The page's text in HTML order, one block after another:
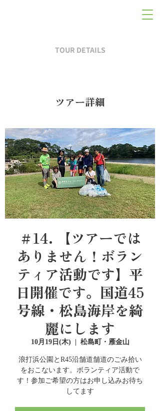
TOUR DETAILS
ツアー詳細
＃14. 【ツアーでは
ありません！ボラン
ティア活動です】平
日開催です。国道45
号線・松島海岸を綺
麗にします
10月19日(木) 松島町・雁金山
浪打浜公園とR45沿舗道舗道のごみ拾い
をおこないます。ボランティア活動で
す！参加ご希望の方はお申し込みお待ち
してます